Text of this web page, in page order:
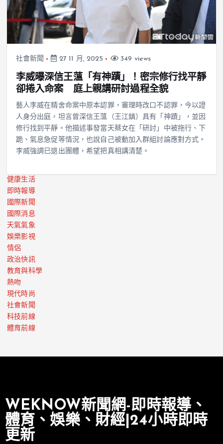
社會新聞 27 11 月, 2025 349 views
李威曝深信王薀「有神蹟」！密宗修行找平靜
卻捲入命案 庭上親講研討過程全貌
藝人李威在精舍命案中原本認罪，審理時改口不認罪，今以證
人身分出庭，坦言曾深信王薀（王江鎮）具有「神蹟」，並因
修行找到平靜。他描述事發當天蔡女在「研討」中被拖行、下
跪、氣息急促等情況，也說自己被動加入群組討論應對方式。
李威強調已退出團體，希望把真相講清楚。
健康生活
即時報導
國際新聞
國際消息
天氣氣象
娛樂影視
情侶
政治快訊
教育與科學
熱吻
現代時尚
社會新聞
科技前線
體育前線
WEKNOW新聞網-即時報導、
體育、娛樂、財經|24小時即時
更新